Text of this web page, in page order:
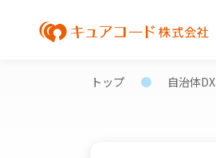
トップ 自治体DX